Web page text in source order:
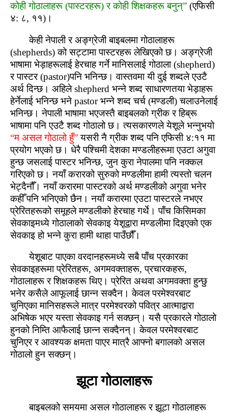
कोही गोठालाहरू (पास्‍टरहरू) र कोही शिक्षकहरू बनुन्” (एफिसी
४: ८, ११)।
केही नेपाली र अङ्ग्रेजी बाइबलमा गोठालाहरू
(shepherds) को सट्टामा पास्‍टरहरू लेखिएको छ। अङ्ग्रेजी
भाषामा भेड़ाहरूलाई हेरचाह गर्ने मानिसलाई गोठाला (shepherd)
र पास्‍टर (pastor)पनि भनिन्‍छ। वास्‍तवमा यी दुई शब्‍दले एउटै
अर्थ दिन्‍छ। अहिले shepherd भन्‍ने शब्‍द साधारणतया भेड़ाहरू
हेर्नेलाई भनिन्‍छ भने pastor भन्‍ने शब्‍द चर्च (मण्‍डली) चलाउनेलाई
भनिन्‍छ। नेपाली भाषामा भएजस्‍तै बाइबलको ग्रीक र हिब्रू
भाषामा पनि एउटै शब्‍द गोठालो छ। त्‍यसकारणले येशूले भन्‍नुभयो
“म असल गोठालो हुँ”यसरी नै ग्रीक शब्‍द पनि एफिसी ४:११ मा
प्रयोग भएको छ। धेरै पश्‍चिमी देशका मण्‍डलीहरूमा एउटा अगुवा
हुन्‍छ जसलाई पास्‍टर भनिन्‍छ, जुन कुरा नेपालमा पनि नक्‍कल
गरिएको छ। नयाँ करारको सुरुको मण्‍डलीमा हामी त्‍यस्‍तो चलन
भेट्दैनौँ। नयाँ करारमा पास्‍टरको अर्थ मण्‍डलीको अगुवा भनेर
कहीँ पनि भनिएको छैन। नयाँ करारमा एउटा पास्‍टरले नभएर
प्रेरितहरूको समूहले मण्‍डलीको हेरचाह गर्थे। पाँच किसिमका
सेवकाइमध्‍ये गोठालाको सेवकाइ येशूद्वारा मण्‍डलीमा दिइएको एक
सेवकाइ हो भन्‍ने कुरा हामी थाहा पाउँछौँ।
येशूबाट पाएका वरदानहरूमध्‍ये सबै पाँच प्रकारका
सेवकाइहरूमा प्रेरितहरू, अगमवक्ताहरू, प्रचारकहरू,
गोठालाहरू र शिक्षकहरू थिए। प्रेरित अथवा अगमवक्ता हुन्‍छु
भनेर कसैले आफूलाई छान्‍न सक्‍दैन। केवल परमेश्‍वरबाट
चुनिएका मानिसहरूले मात्र परमेश्‍वरको पवित्र आत्‍माद्वारा
अभिषेक भएर यस्‍ता सेवकाइ गर्न सक्‍छन्। यसै प्रकारले गोठालो
हुनको निम्‍ति आफैलाई छान्‍न सक्‍दैनन्। केवल परमेश्‍वरबाट
चुनिएर र आवश्‍यक क्षमता पाएर मात्रै आफ्‍नो बगालको असल
गोठालो हुन सक्‍छन्।
झूटा गोठालाहरू
बाइबलको समयमा असल गोठालाहरू र झूटा गोठालाहरू